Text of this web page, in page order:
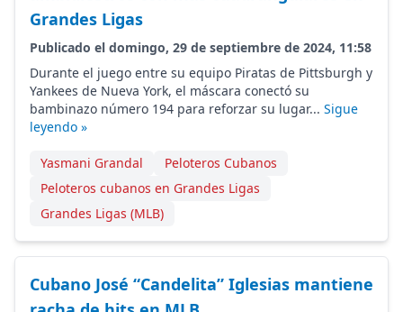
Grandes Ligas
Publicado el domingo, 29 de septiembre de 2024, 11:58
Durante el juego entre su equipo Piratas de Pittsburgh y
Yankees de Nueva York, el máscara conectó su
bambinazo número 194 para reforzar su lugar... Sigue
leyendo »
Yasmani Grandal
Peloteros Cubanos
Peloteros cubanos en Grandes Ligas
Grandes Ligas (MLB)
Cubano José “Candelita” Iglesias mantiene